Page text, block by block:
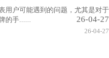
用户可能遇到的问题，尤其是对于
的手......
26-04-27
26-04-27